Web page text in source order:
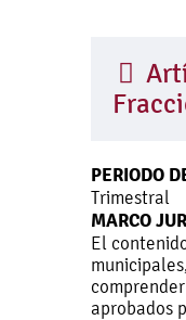
PERIODO
Trimestral
MARCO
El
aprobados